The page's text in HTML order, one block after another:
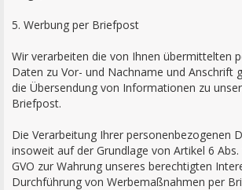
5. Werbung per Briefpost
Wir verarbeiten die von Ihnen übermittelten
Daten zu Vor- und Nachname und Anschrift
die Übersendung von Informationen zu
Briefpost.
Die Verarbeitung Ihrer personenbezogenen
insoweit auf der Grundlage von Artikel 6
GVO zur Wahrung unseres berechtigten
Durchführung von Werbemaßnahmen per